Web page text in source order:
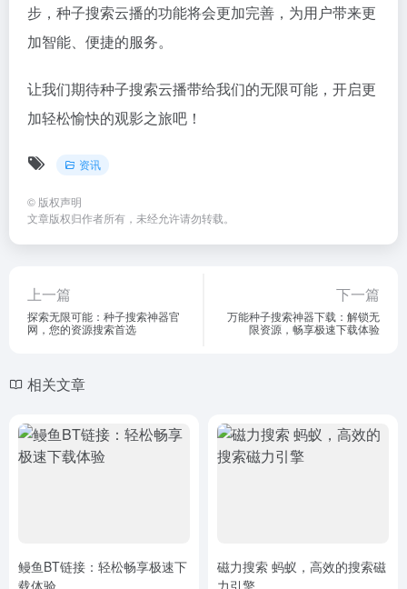
步，种子搜索云播的功能将会更加完善，为用户带来更
加智能、便捷的服务。
让我们期待种子搜索云播带给我们的无限可能，开启更
加轻松愉快的观影之旅吧！
资讯
© 版权声明
文章版权归作者所有，未经允许请勿转载。
上一篇
探索无限可能：种子搜索神器官
网，您的资源搜索首选
下一篇
万能种子搜索神器下载：解锁无
限资源，畅享极速下载体验
相关文章
鳗鱼BT链接：轻松畅享极速下
磁力搜索 蚂蚁，高效的搜索磁